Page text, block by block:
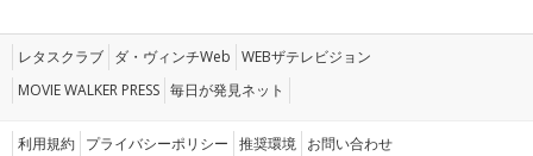
レタスクラブ ダ・ヴィンチWeb WEBザテレビジョン
MOVIE WALKER PRESS 毎日が発見ネット
利用規約 プライバシーポリシー 推奨環境 お問い合わせ